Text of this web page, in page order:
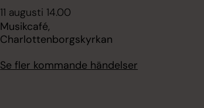
11 augusti 14.00
Musikcafé,
Charlottenborgskyrkan
Se fler kommande händelser